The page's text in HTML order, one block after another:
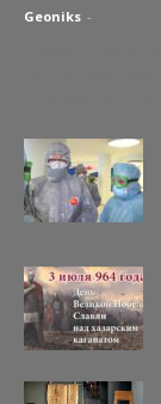
Geoniks -